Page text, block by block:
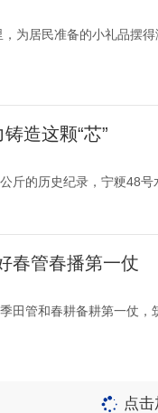
为居民准备的小礼品摆
造这颗“芯”
斤的历史纪录，宁粳48
春管春播第一仗
田管和春耕备耕第一仗
点